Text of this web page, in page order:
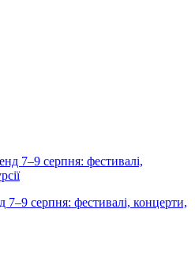
серпня: фестивалі, концерти,